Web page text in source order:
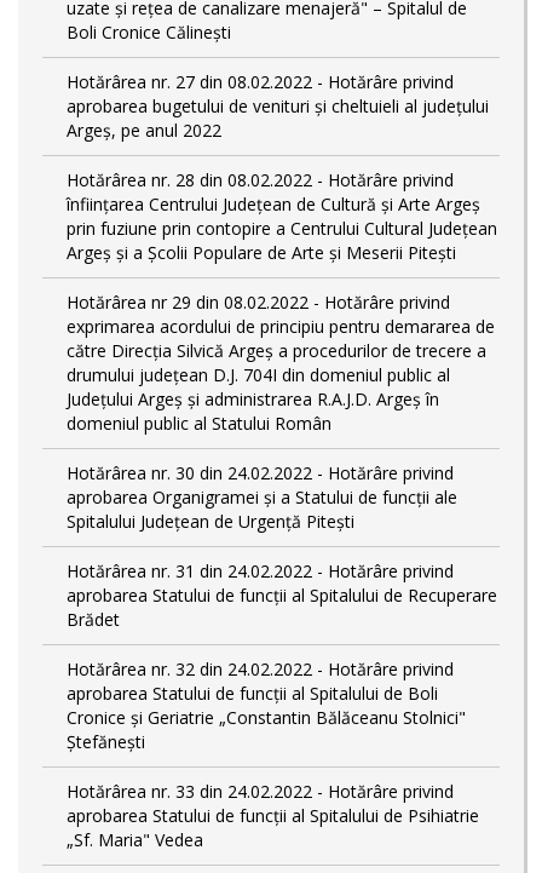
uzate și rețea de canalizare menajeră" – Spitalul de
Boli Cronice Călinești
Hotărârea nr. 27 din 08.02.2022 - Hotărâre privind
aprobarea bugetului de venituri și cheltuieli al județului
Argeș, pe anul 2022
Hotărârea nr. 28 din 08.02.2022 - Hotărâre privind
înființarea Centrului Județean de Cultură şi Arte Argeș
prin fuziune prin contopire a Centrului Cultural Judeţean
Argeş și a Școlii Populare de Arte și Meserii Pitești
Hotărârea nr 29 din 08.02.2022 - Hotărâre privind
exprimarea acordului de principiu pentru demararea de
către Direcţia Silvică Argeş a procedurilor de trecere a
drumului judeţean D.J. 704I din domeniul public al
Judeţului Argeş şi administrarea R.A.J.D. Argeş în
domeniul public al Statului Român
Hotărârea nr. 30 din 24.02.2022 - Hotărâre privind
aprobarea Organigramei și a Statului de funcții ale
Spitalului Județean de Urgență Pitești
Hotărârea nr. 31 din 24.02.2022 - Hotărâre privind
aprobarea Statului de funcții al Spitalului de Recuperare
Brădet
Hotărârea nr. 32 din 24.02.2022 - Hotărâre privind
aprobarea Statului de funcţii al Spitalului de Boli
Cronice și Geriatrie „Constantin Bălăceanu Stolnici"
Ștefănești
Hotărârea nr. 33 din 24.02.2022 - Hotărâre privind
aprobarea Statului de funcții al Spitalului de Psihiatrie
„Sf. Maria" Vedea